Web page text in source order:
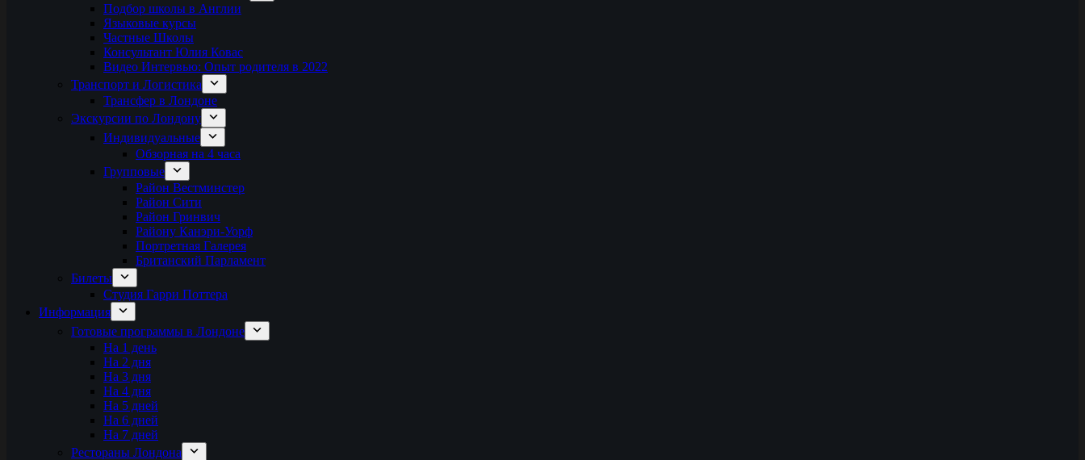
Подбор школы в Англии
Языковые курсы
Частные Школы
Консультант Юлия Ковас
Видео Интервью: Опыт родителя в 2022
Транспорт и Логистика
Трансфер в Лондоне
Экскурсии по Лондону
Индивидуальные
Обзорная на 4 часа
Групповые
Район Вестминстер
Район Сити
Район Гринвич
Району Канэри-Уорф
Портретная Галерея
Британский Парламент
Билеты
Студия Гарри Поттера
Информация
Готовые программы в Лондоне
На 1 день
На 2 дня
На 3 дня
На 4 дня
На 5 дней
На 6 дней
На 7 дней
Рестораны Лондона